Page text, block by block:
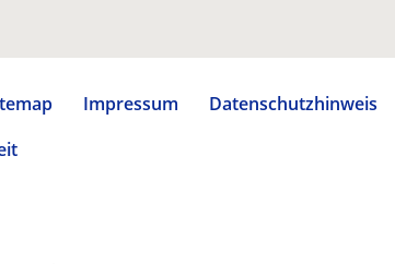
Impressum
Datenschutzhinweis